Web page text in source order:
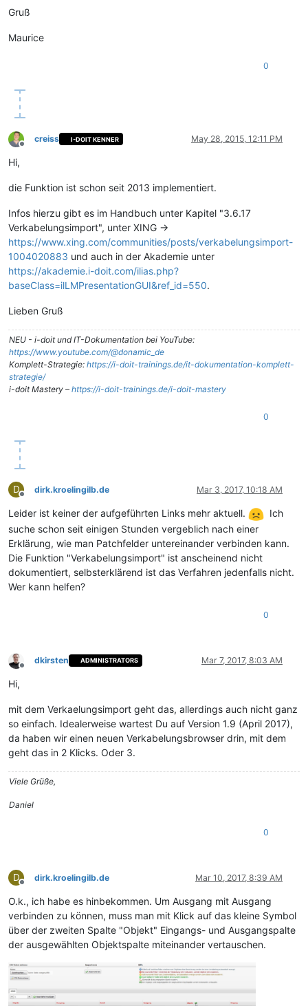
Gruß
Maurice
0
Offline
creiss I-DOIT KENNER May 28, 2015, 12:11 PM
Hi,
die Funktion ist schon seit 2013 implementiert.
Infos hierzu gibt es im Handbuch unter Kapitel "3.6.17
Verkabelungsimport", unter XING ->
https://www.xing.com/communities/posts/verkabelungsimport-
1004020883 und auch in der Akademie unter
https://akademie.i-doit.com/ilias.php?
baseClass=ilLMPresentationGUI&ref_id=550.
Lieben Gruß
NEU - i-doit und IT-Dokumentation bei YouTube:
https://www.youtube.com/@donamic_de
Komplett-Strategie: https://i-doit-trainings.de/it-dokumentation-komplett-
strategie/
i-doit Mastery – https://i-doit-trainings.de/i-doit-mastery
0
D
Offline
dirk.kroelingilb.de Mar 3, 2017, 10:18 AM
Leider ist keiner der aufgeführten Links mehr aktuell.
Ich
suche schon seit einigen Stunden vergeblich nach einer
Erklärung, wie man Patchfelder untereinander verbinden kann.
Die Funktion "Verkabelungsimport" ist anscheinend nicht
dokumentiert, selbsterklärend ist das Verfahren jedenfalls nicht.
Wer kann helfen?
0
Offline
dkirsten ADMINISTRATORS Mar 7, 2017, 8:03 AM
Hi,
mit dem Verkaelungsimport geht das, allerdings auch nicht ganz
so einfach. Idealerweise wartest Du auf Version 1.9 (April 2017),
da haben wir einen neuen Verkabelungsbrowser drin, mit dem
geht das in 2 Klicks. Oder 3.
Viele Grüße,
Daniel
0
D
Offline
dirk.kroelingilb.de Mar 10, 2017, 8:39 AM
O.k., ich habe es hinbekommen. Um Ausgang mit Ausgang
verbinden zu können, muss man mit Klick auf das kleine Symbol
über der zweiten Spalte "Objekt" Eingangs- und Ausgangspalte
der ausgewählten Objektspalte miteinander vertauschen.